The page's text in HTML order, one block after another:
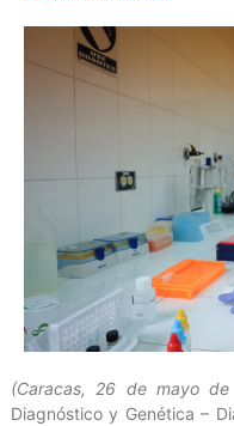
(Caracas, 26 de mayo
Diagnóstico y Genética –